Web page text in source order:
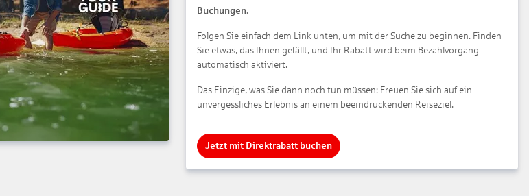
Buchungen.
Folgen Sie einfach dem Link unten, um mit der Suche zu beginnen. Finden
Sie etwas, das Ihnen gefällt, und Ihr Rabatt wird beim Bezahlvorgang
automatisch aktiviert.
Das Einzige, was Sie dann noch tun müssen: Freuen Sie sich auf ein
unvergessliches Erlebnis an einem beeindruckenden Reiseziel.
Jetzt mit Direktrabatt buchen